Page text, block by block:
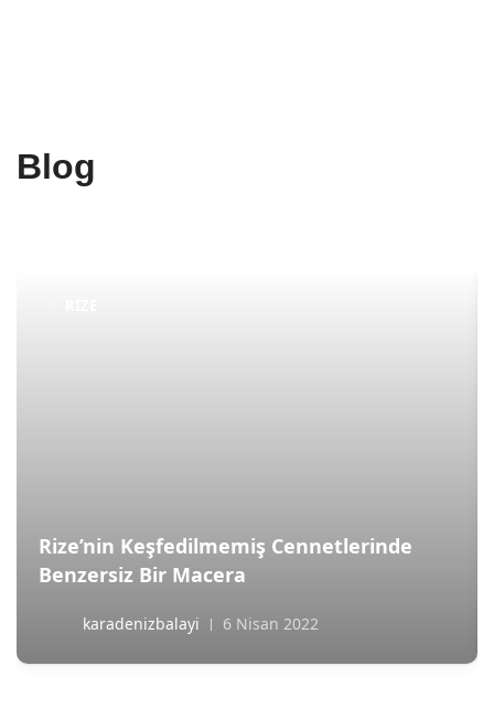
Blog
Rize’nin Keşfedilmemiş Cennetlerinde
Benzersiz Bir Macera
karadenizbalayi 6 Nisan 2022